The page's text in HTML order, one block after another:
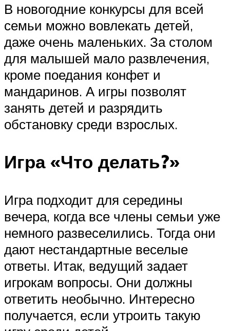
В новогодние конкурсы для всей
семьи можно вовлекать детей,
даже очень маленьких. За столом
для малышей мало развлечения,
кроме поедания конфет и
мандаринов. А игры позволят
занять детей и разрядить
обстановку среди взрослых.
Игра «Что делать?»
Игра подходит для середины
вечера, когда все члены семьи уже
немного развеселились. Тогда они
дают нестандартные веселые
ответы. Итак, ведущий задает
игрокам вопросы. Они должны
ответить необычно. Интересно
получается, если утроить такую